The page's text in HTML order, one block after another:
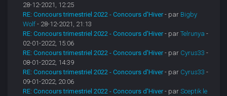
28-12-2021, 12:25
RE: Concours trimestriel 2022 - Concours d'Hiver - par Bigby
Wolf - 28-12-2021, 21:13
RE: Concours trimestriel 2022 - Concours d'Hiver - parTelrunya -
02-01-2022, 15:06
RE: Concours trimestriel 2022 - Concours d'Hiver - par Cyrus33 -
08-01-2022, 14:39
RE: Concours trimestriel 2022 - Concours d'Hiver - par Cyrus33 -
09-01-2022, 20:06
RE: Concours trimestriel 2022 - Concours d'Hiver - parSceptik le